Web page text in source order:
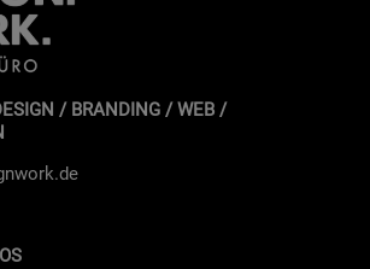
/ BRANDING / WEB /